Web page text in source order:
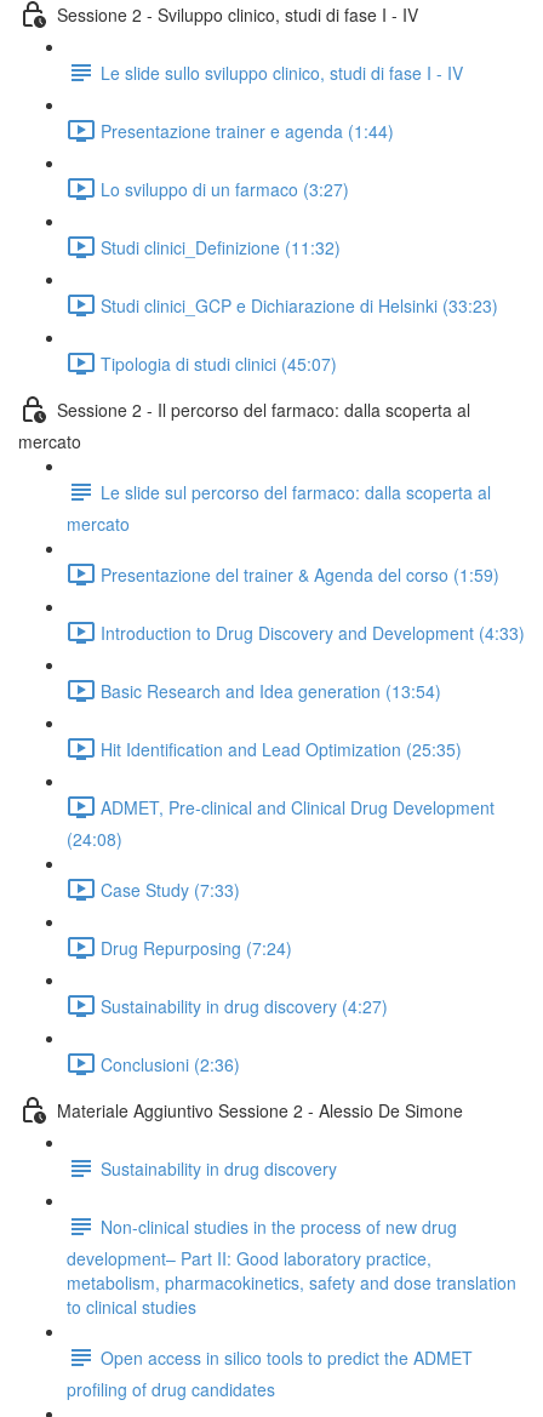
Sessione 2 - Sviluppo clinico, studi di fase I - IV
Le slide sullo sviluppo clinico, studi di fase I - IV
Presentazione trainer e agenda (1:44)
Lo sviluppo di un farmaco (3:27)
Studi clinici_Definizione (11:32)
Studi clinici_GCP e Dichiarazione di Helsinki (33:23)
Tipologia di studi clinici (45:07)
Sessione 2 - Il percorso del farmaco: dalla scoperta al
mercato
Le slide sul percorso del farmaco: dalla scoperta al
mercato
Presentazione del trainer & Agenda del corso (1:59)
Introduction to Drug Discovery and Development (4:33)
Basic Research and Idea generation (13:54)
Hit Identification and Lead Optimization (25:35)
ADMET, Pre-clinical and Clinical Drug Development
(24:08)
Case Study (7:33)
Drug Repurposing (7:24)
Sustainability in drug discovery (4:27)
Conclusioni (2:36)
Materiale Aggiuntivo Sessione 2 - Alessio De Simone
Sustainability in drug discovery
Non-clinical studies in the process of new drug
development– Part II: Good laboratory practice,
metabolism, pharmacokinetics, safety and dose translation
to clinical studies
Open access in silico tools to predict the ADMET
profiling of drug candidates